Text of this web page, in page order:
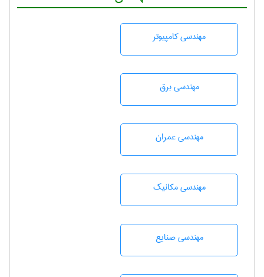
مهندسی كامپيوتر
مهندسی برق
مهندسی عمران
مهندسی مکانیک
مهندسی صنايع